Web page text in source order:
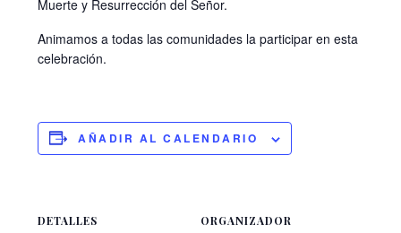
Muerte y Resurrección del Señor.
Animamos a todas las comunidades la participar en esta
celebración.
AÑADIR AL CALENDARIO
DETALLES ORGANIZADOR